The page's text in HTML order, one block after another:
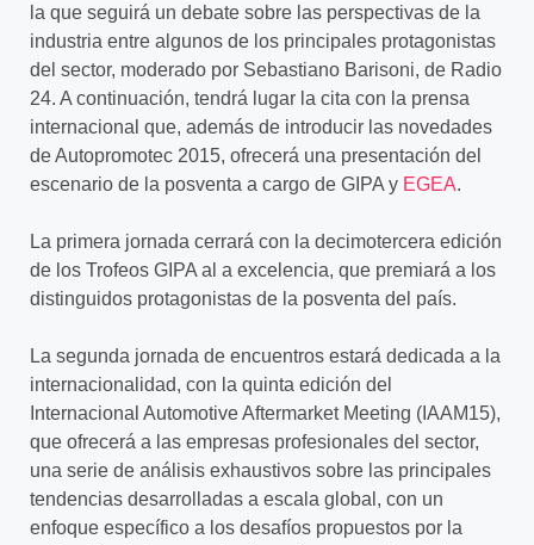
la que seguirá un debate sobre las perspectivas de la
industria entre algunos de los principales protagonistas
del sector, moderado por Sebastiano Barisoni, de Radio
24. A continuación, tendrá lugar la cita con la prensa
internacional que, además de introducir las novedades
de Autopromotec 2015, ofrecerá una presentación del
escenario de la posventa a cargo de GIPA y EGEA.
La primera jornada cerrará con la decimotercera edición
de los Trofeos GIPA al a excelencia, que premiará a los
distinguidos protagonistas de la posventa del país.
La segunda jornada de encuentros estará dedicada a la
internacionalidad, con la quinta edición del
Internacional Automotive Aftermarket Meeting (IAAM15),
que ofrecerá a las empresas profesionales del sector,
una serie de análisis exhaustivos sobre las principales
tendencias desarrolladas a escala global, con un
enfoque específico a los desafíos propuestos por la